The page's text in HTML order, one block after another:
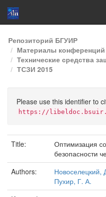
Skip
navigation
Репозиторий БГУИР
Материалы
Технические средства
ТСЗИ 2015
Please use this identifier to
https://
Title:
Оптимизация
безопасности
Authors:
Новоселецкий,
Пухир, Г. А.